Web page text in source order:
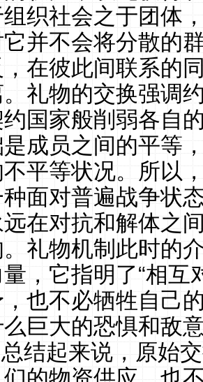
织社会之于团体
并不会将分散的
在彼此间联系的
礼物的交换强调
国家般削弱各自
成员之间的平等
平等状况。所以
面对普遍战争状
在对抗和解体之
礼物机制此时的
，它指明了“相互
也不必牺牲自己
巨大的恐惧和敌
总结起来说，原始